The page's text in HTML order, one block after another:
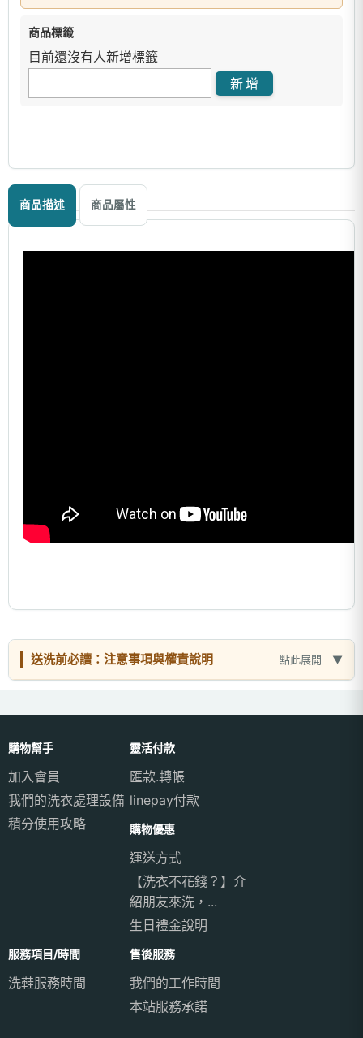
商品標籤
目前還沒有人新增標籤
商品描述 商品屬性
送洗前必讀：注意事項與權責說明 點此展開
購物幫手
加入會員
我們的洗衣處理設備
積分使用攻略
靈活付款
匯款.轉帳
linepay付款
購物優惠
運送方式
【洗衣不花錢？】介
紹朋友來洗，...
生日禮金說明
服務項目/時間
洗鞋服務時間
售後服務
我們的工作時間
本站服務承諾